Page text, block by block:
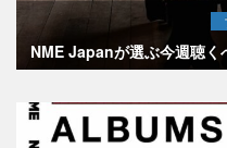
NME Japanが選ぶ今週聴